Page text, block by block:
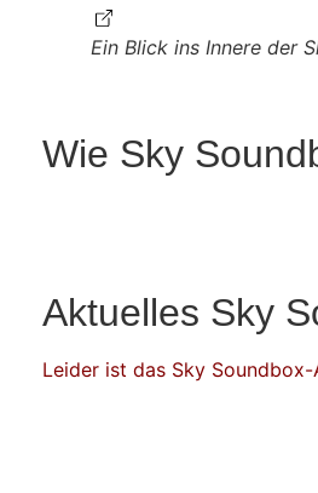
Ein Blick ins Innere der
Wie Sky
Aktuelles Sky
Leider ist das Sky